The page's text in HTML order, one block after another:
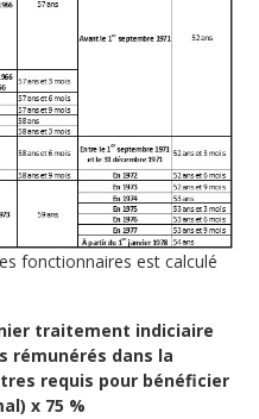
fonctionnaires est calculé
traitement indiciaire
rémunérés dans la
requis pour bénéficier
x 75 %